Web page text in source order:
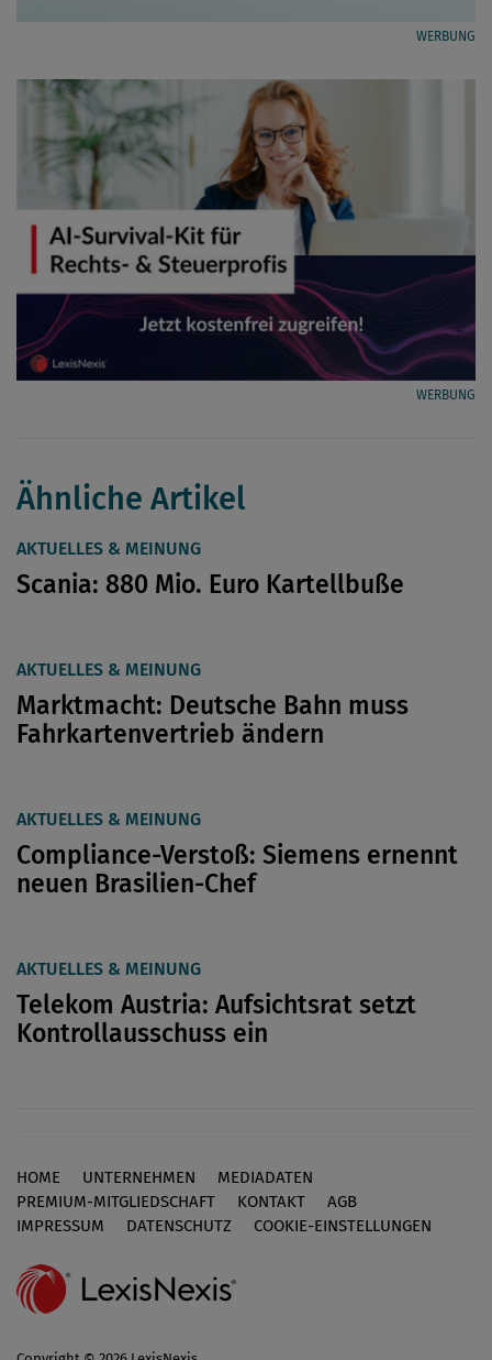
WERBUNG
WERBUNG
Ähnliche Artikel
AKTUELLES & MEINUNG
Scania: 880 Mio. Euro Kartellbuße
AKTUELLES & MEINUNG
Marktmacht: Deutsche Bahn muss
Fahrkartenvertrieb ändern
AKTUELLES & MEINUNG
Compliance-Verstoß: Siemens ernennt
neuen Brasilien-Chef
AKTUELLES & MEINUNG
Telekom Austria: Aufsichtsrat setzt
Kontrollausschuss ein
Footer
HOME UNTERNEHMEN
MEDIADATEN
PREMIUM-MITGLIEDSCHAFT
KONTAKT
AGB
IMPRESSUM
DATENSCHUTZ COOKIE-EINSTELLUNGEN